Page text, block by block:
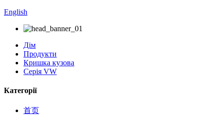
English
Дім
Продукти
Кришка кузова
Серія VW
Категорії
首页